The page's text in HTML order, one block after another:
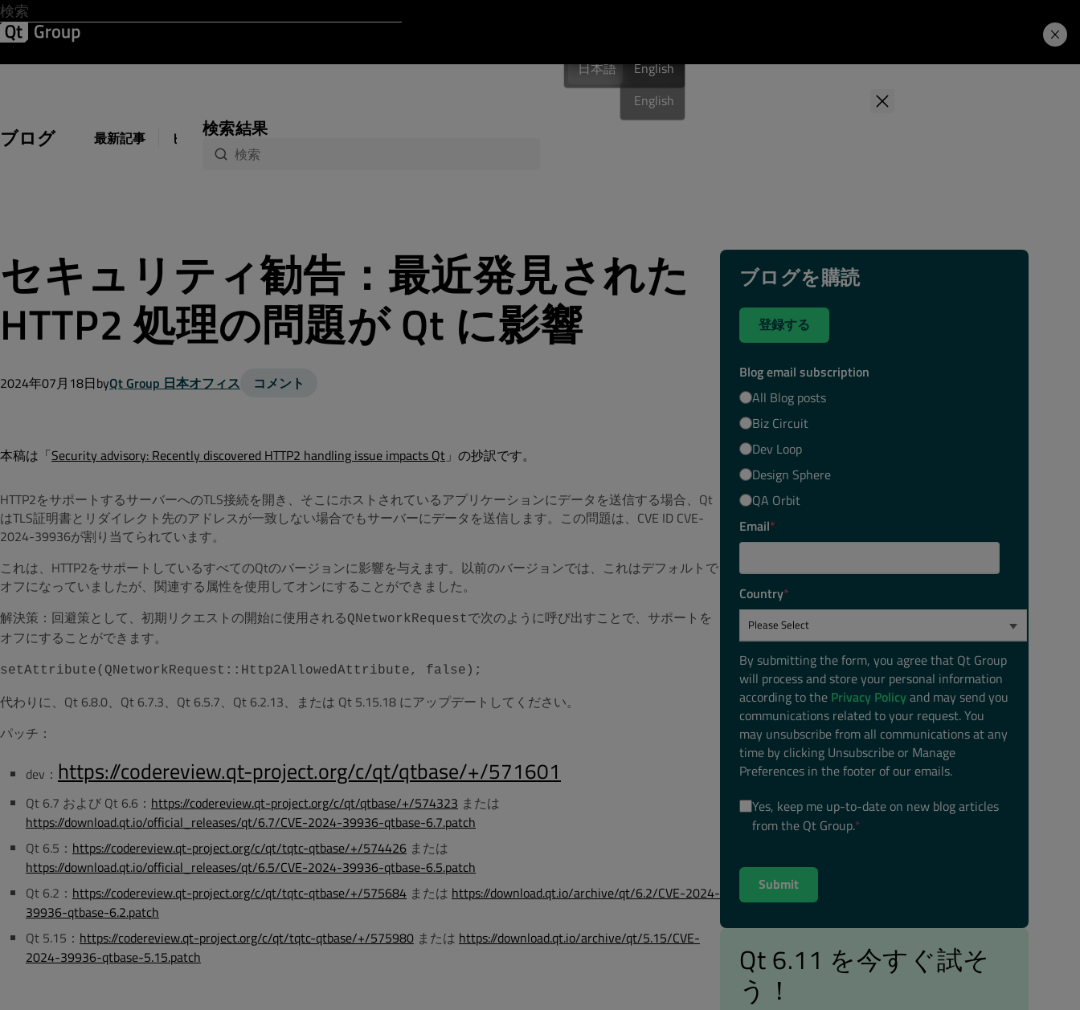
日本語
English
日本語 English
ブログ 最新記事 ビジネス 開発
検索結果
セキュリティ勧告：最近発見された
HTTP2 処理の問題が Qt に影響
2024年07月18日byQt Group 日本オフィス コメント
本稿は「Security advisory: Recently discovered HTTP2 handling issue impacts Qt 」の抄訳です。
HTTP2をサポートするサーバーへのTLS接続を開き、そこにホストされているアプリケーションにデータを送信する場合、Qt
はTLS証明書とリダイレクト先のアドレスが一致しない場合でもサーバーにデータを送信します。この問題は、CVE ID CVE-
2024-39936が割り当てられています。
これは、HTTP2をサポートしているすべてのQtのバージョンに影響を与えます。以前のバージョンでは、これはデフォルトで
オフになっていましたが、関連する属性を使用してオンにすることができました。
解決策：回避策として、初期リクエストの開始に使用されるQNetworkRequestで次のように呼び出すことで、サポートを
オフにすることができます。
setAttribute(QNetworkRequest::Http2AllowedAttribute, false);
代わりに、Qt 6.8.0、Qt 6.7.3、Qt 6.5.7、Qt 6.2.13、または Qt 5.15.18 にアップデートしてください。
パッチ：
dev： https://codereview.qt-project.org/c/qt/qtbase/+/571601
Qt 6.7 および Qt 6.6： https://codereview.qt-project.org/c/qt/qtbase/+/574323 または
https://download.qt.io/official_releases/qt/6.7/CVE-2024-39936-qtbase-6.7.patch
Qt 6.5： https://codereview.qt-project.org/c/qt/tqtc-qtbase/+/574426 または
https://download.qt.io/official_releases/qt/6.5/CVE-2024-39936-qtbase-6.5.patch
Qt 6.2： https://codereview.qt-project.org/c/qt/tqtc-qtbase/+/575684 または https://download.qt.io/archive/qt/6.2/CVE-2024-
39936-qtbase-6.2.patch
Qt 5.15： https://codereview.qt-project.org/c/qt/tqtc-qtbase/+/575980 または https://download.qt.io/archive/qt/5.15/CVE-
2024-39936-qtbase-5.15.patch
ブログを購読
登録する
Blog email subscription
All Blog posts
Biz Circuit
Dev Loop
Design Sphere
QA Orbit
Email*
Country*
By submitting the form, you agree that Qt Group
will process and store your personal information
according to the Privacy Policyand may send you
communications related to your request. You
may unsubscribe from all communications at any
time by clicking Unsubscribe or Manage
Preferences in the footer of our emails.
Yes, keep me up-to-date on new blog articles
from the Qt Group.*
Qt 6.11 を今すぐ試そ
う！